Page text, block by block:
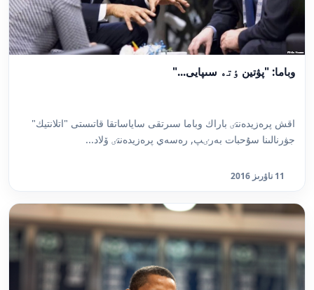
وباما: "پۋتين ٶتە سىپايى..."
اقش پرەزيدەنتٸ باراك وباما سىرتقى ساياساتقا قاتىستى "اتلانتيك"
جۋرنالىنا سۇحبات بەرٸپ, رەسەي پرەزيدەنتٸ ۆلاد...
11 ناۋرىز 2016